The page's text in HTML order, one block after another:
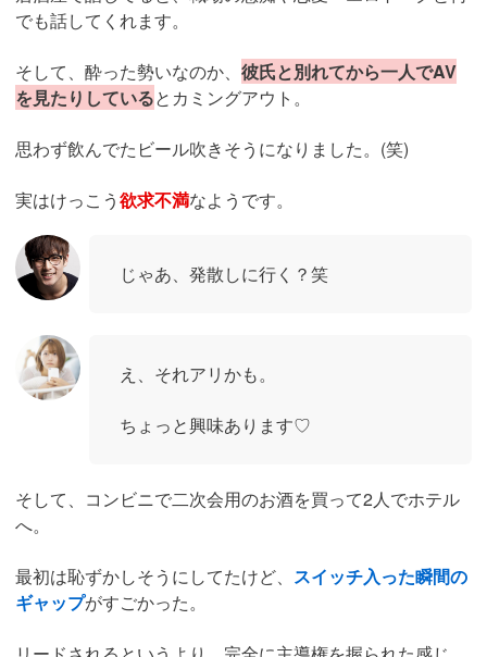
でも話してくれます。
そして、酔った勢いなのか、 彼氏と別れてから一人でAV
を見たりしているとカミングアウト。
思わず飲んでたビール吹きそうになりました。(笑)
実はけっこう欲求不満なようです。
じゃあ、発散しに行く？笑
え、それアリかも。
ちょっと興味あります♡
そして、コンビニで二次会用のお酒を買って2人でホテル
へ。
最初は恥ずかしそうにしてたけど、 スイッチ入った瞬間の
ギャップがすごかった。